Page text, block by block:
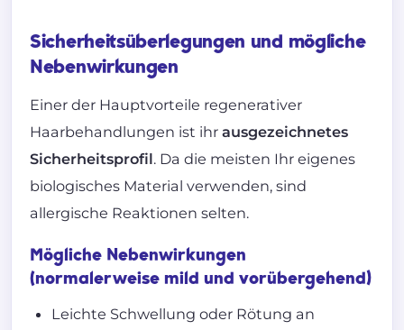
Sicherheitsüberlegungen und mögliche
Nebenwirkungen
Einer der Hauptvorteile regenerativer
Haarbehandlungen ist ihr ausgezeichnetes
Sicherheitsprofil. Da die meisten Ihr eigenes
biologisches Material verwenden, sind
allergische Reaktionen selten.
Mögliche Nebenwirkungen
(normalerweise mild und vorübergehend)
Leichte Schwellung oder Rötung an